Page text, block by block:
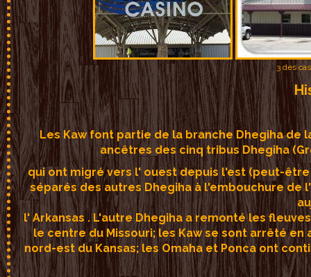
3 des
Les Kaw font partie de la branche Dhegiha de
ancêtres des cinq tribus Dhegiha
qui ont migré vers l' ouest depuis l'est (peut-
séparés des autres Dhegiha à l'embouchure de
l' Arkansas . L'autre Dhegiha a remonté les
le centre du Missouri; les Kaw se sont arrêté
nord-est du Kansas; les Omaha et Ponca ont